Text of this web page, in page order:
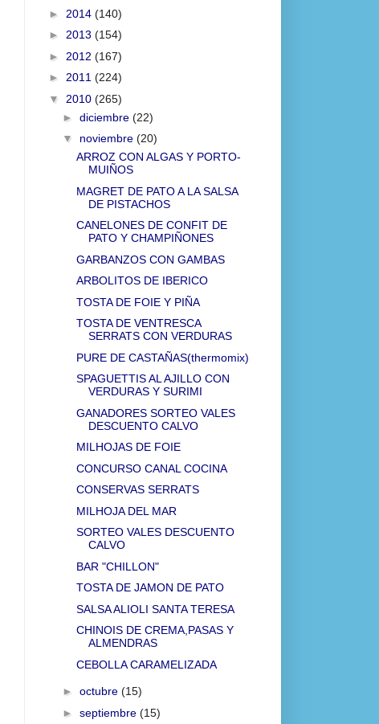
► 2014 (140)
► 2013 (154)
► 2012 (167)
► 2011 (224)
▼ 2010 (265)
► diciembre (22)
▼ noviembre (20)
ARROZ CON ALGAS Y PORTO-
MUIÑOS
MAGRET DE PATO A LA SALSA
DE PISTACHOS
CANELONES DE CONFIT DE
PATO Y CHAMPIÑONES
GARBANZOS CON GAMBAS
ARBOLITOS DE IBERICO
TOSTA DE FOIE Y PIÑA
TOSTA DE VENTRESCA
SERRATS CON VERDURAS
PURE DE CASTAÑAS(thermomix)
SPAGUETTIS AL AJILLO CON
VERDURAS Y SURIMI
GANADORES SORTEO VALES
DESCUENTO CALVO
MILHOJAS DE FOIE
CONCURSO CANAL COCINA
CONSERVAS SERRATS
MILHOJA DEL MAR
SORTEO VALES DESCUENTO
CALVO
BAR "CHILLON"
TOSTA DE JAMON DE PATO
SALSA ALIOLI SANTA TERESA
CHINOIS DE CREMA,PASAS Y
ALMENDRAS
CEBOLLA CARAMELIZADA
► octubre (15)
► septiembre (15)